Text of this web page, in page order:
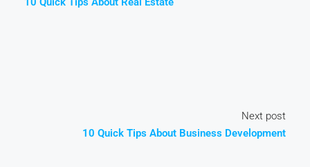
Next post
10 Quick Tips About Business Development